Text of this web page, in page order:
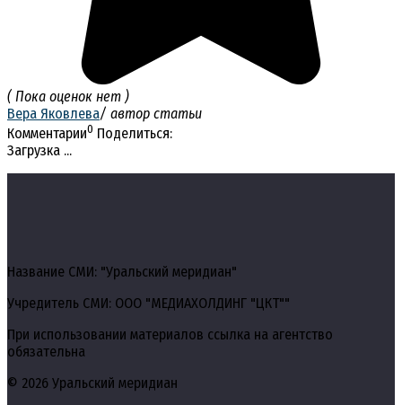
( Пока оценок нет )
Вера Яковлева/ автор статьи
Комментарии0 Поделиться:
Загрузка ...
Название СМИ: "Уральский меридиан"
Учредитель СМИ: ООО "МЕДИАХОЛДИНГ "ЦКТ""
При использовании материалов ссылка на агентство
обязательна
© 2026 Уральский меридиан